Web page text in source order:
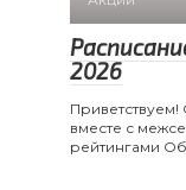
2026
вместе с
рейтингами